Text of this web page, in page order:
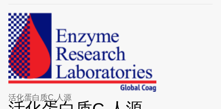
活化蛋白质C,人源